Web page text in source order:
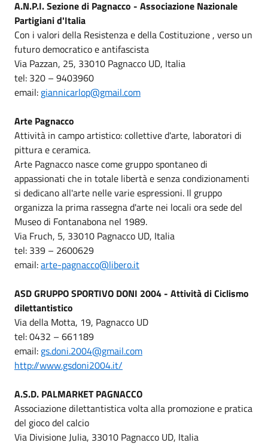
A.N.P.I. Sezione di Pagnacco - Associazione Nazionale
Partigiani d'Italia
Con i valori della Resistenza e della Costituzione , verso un
futuro democratico e antifascista
Via Pazzan, 25, 33010 Pagnacco UD, Italia
tel: 320 – 9403960
email: giannicarlop@gmail.com
Arte Pagnacco
Attività in campo artistico: collettive d'arte, laboratori di
pittura e ceramica.
Arte Pagnacco nasce come gruppo spontaneo di
appassionati che in totale libertà e senza condizionamenti
si dedicano all'arte nelle varie espressioni. Il gruppo
organizza la prima rassegna d'arte nei locali ora sede del
Museo di Fontanabona nel 1989.
Via Fruch, 5, 33010 Pagnacco UD, Italia
tel: 339 – 2600629
email:arte-pagnacco@libero.it
ASD GRUPPO SPORTIVO DONI 2004 - Attività di Ciclismo
dilettantistico
Via della Motta, 19, Pagnacco UD
tel: 0432 – 661189
email: gs.doni.2004@gmail.com
http://www.gsdoni2004.it/
A.S.D. PALMARKET PAGNACCO
Associazione dilettantistica volta alla promozione e pratica
del gioco del calcio
Via Divisione Julia, 33010 Pagnacco UD, Italia